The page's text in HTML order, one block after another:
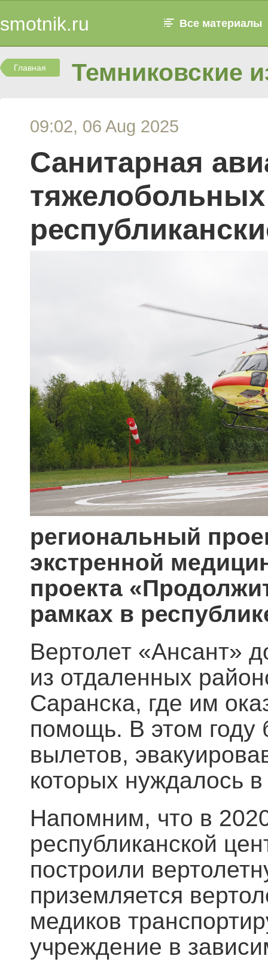
smotnik.ru Все материалы
Главная Темниковские
09:02, 06 Aug 2025
Санитарная
региональный
экстренной
проекта
рамках в
Вертолет «Ансант»
из отдаленных
Саранска, где им
помощь. В этом году
вылетов,
которых нуждалось
Напомним, что в
республиканской
построили
приземляется
медиков
учреждение в